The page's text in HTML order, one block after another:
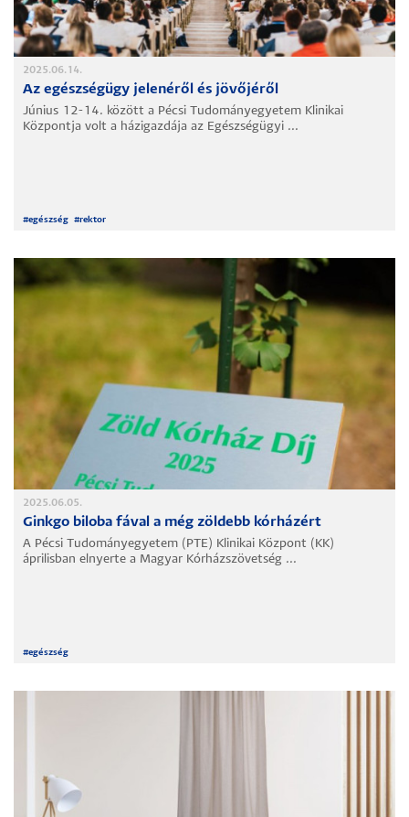
2025.06.14.
Az egészségügy jelenéről és jövőjéről
Június 12-14. között a Pécsi Tudományegyetem Klinikai
Központja volt a házigazdája az Egészségügyi ...
#egészség #rektor
2025.06.05.
Ginkgo biloba fával a még zöldebb kórházért
A Pécsi Tudományegyetem (PTE) Klinikai Központ (KK)
áprilisban elnyerte a Magyar Kórházszövetség ...
#egészség